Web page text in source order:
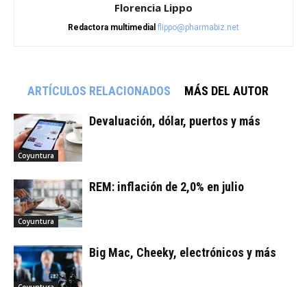
Florencia Lippo
Redactora multimedial flippo@pharmabiz.net
ARTÍCULOS RELACIONADOS MÁS DEL AUTOR
Coyuntura
Devaluación, dólar, puertos y más
Coyuntura
REM: inflación de 2,0% en julio
Big Mac, Cheeky, electrónicos y más